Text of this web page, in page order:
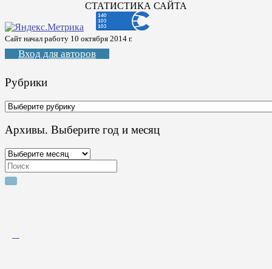
СТАТИСТИКА САЙТА
Сайт начал работу 10 октября 2014 г.
Вход для авторов
Рубрики
Рубрики
Архивы. Выберите год и месяц
Архивы.
Выберите
год
и
Search
for: